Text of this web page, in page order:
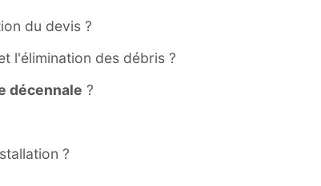
du devis ?
l'élimination des débris ?
décennale ?
?